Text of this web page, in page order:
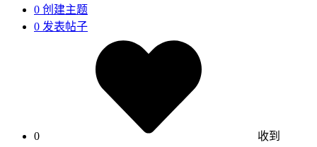
0 创建主题
0 发表帖子
0 收到